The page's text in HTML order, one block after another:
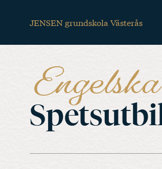
School
menu
(desktop)
JENSEN grundskola Västerås